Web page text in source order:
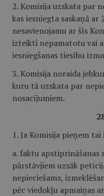
2. Komisija uzskata par
kas iesniegta saskaņā
nesavienojamu ar šīs
izteikti nepamatotu vai
iesniegšanas tiesību
3. Komisija noraida
kuru tā uzskata par
nosacījumiem.
1. Ja Komisija pieņem
a. faktu apstiprināšanas
pārstāvjiem uzsāk
nepieciešams,
pēc viedokļu apmaiņas